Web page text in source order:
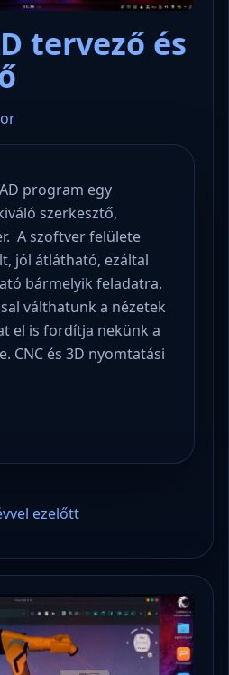
tervező és
program egy
szerkesztő,
A szoftver felülete
jól átlátható, ezáltal
bármelyik feladatra.
válthatunk a nézetek
el is fordítja nekünk a
CNC és 3D nyomtatási
ezelőtt